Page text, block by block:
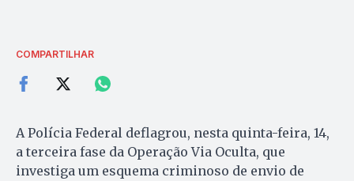
COMPARTILHAR
A Polícia Federal deflagrou, nesta quinta-feira, 14,
a terceira fase da Operação Via Oculta, que
investiga um esquema criminoso de envio de